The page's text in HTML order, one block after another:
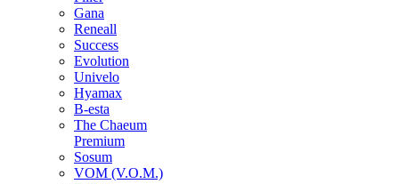
Gana
Reneall
Success
Evolution
Univelo
Hyamax
B-esta
The Chaeum
Premium
Sosum
VOM (V.O.M.)